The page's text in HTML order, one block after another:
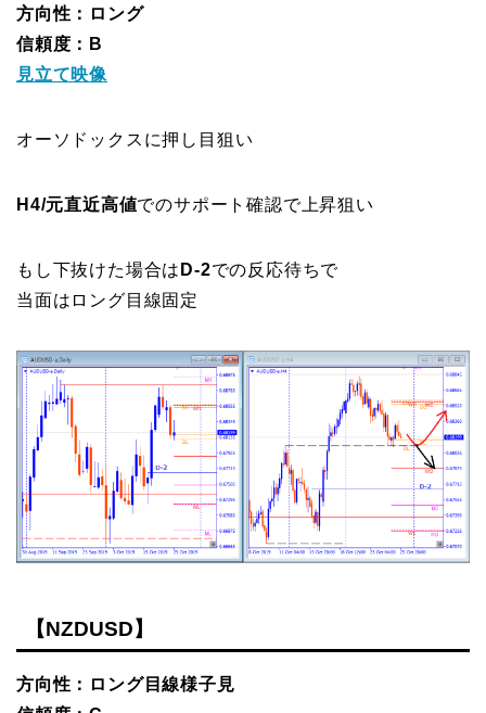
方向性：ロング
信頼度：B
見立て映像
オーソドックスに押し目狙い
H4/元直近高値でのサポート確認で上昇狙い
もし下抜けた場合は D-2での反応待ちで
当面はロング目線固定
【NZDUSD】
方向性：ロング目線様子見